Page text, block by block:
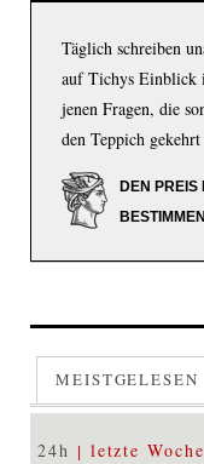
Täglich schreiben
auf Tichys Einblick
jenen Fragen, die
den Teppich
DEN
MEISTGELESEN
24h letzte Woche